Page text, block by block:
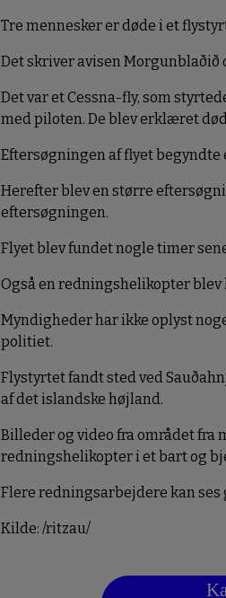
Tre mennesker er døde i et
Det skriver avisen Morgunblaðið
Det var et Cessna-fly, som
med piloten. De blev erklæret
Eftersøgningen af flyet begyndte
Herefter blev en større
eftersøgningen.
Flyet blev fundet nogle timer
Også en redningshelikopter
Myndigheder har ikke oplyst
politiet.
Flystyrtet fandt sted ved
af det islandske højland.
Billeder og video fra området fra
redningshelikopter i et bart og
Flere redningsarbejdere kan ses
Kilde: /ritzau/